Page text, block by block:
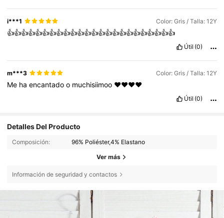
i***1 Color: Gris / Talla: 12Y
👍👍👍👍👍👍👍👍👍👍👍👍👍👍👍👍👍👍👍👍👍👍👍👍
Útil (0)
m***3 Color: Gris / Talla: 12Y
Me haencantadoo muchisiimoo ❤️❤️❤️❤️
Útil (0)
Detalles Del Producto
Composición: 96% Poliéster,4% Elastano
Ver más
Información de seguridad y contactos